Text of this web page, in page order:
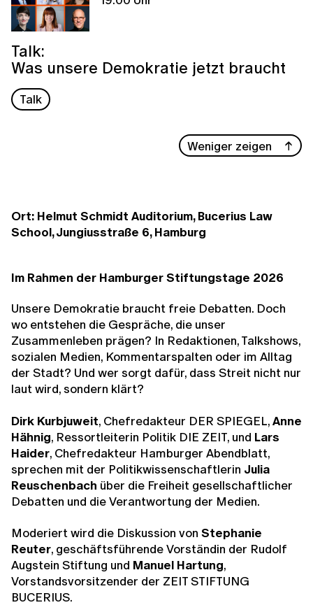
Talk:
Was unsere Demokratie jetzt braucht
Talk
Weniger zeigen
Ort: Helmut Schmidt Auditorium, Bucerius Law
School, Jungiusstraße 6, Hamburg
Im Rahmen der Hamburger Stiftungstage 2026
Unsere Demokratie braucht freie Debatten. Doch
wo entstehen die Gespräche, die unser
Zusammenleben prägen? In Redaktionen, Talkshows,
sozialen Medien, Kommentarspalten oder im Alltag
der Stadt? Und wer sorgt dafür, dass Streit nicht nur
laut wird, sondern klärt?
Dirk Kurbjuweit, Chefredakteur DER SPIEGEL,Anne
Hähnig, Ressortleiterin Politik DIE ZEIT, und Lars
Haider, Chefredakteur Hamburger Abendblatt,
sprechen mit der Politikwissenschaftlerin Julia
Reuschenbach über die Freiheit gesellschaftlicher
Debatten und die Verantwortung der Medien.
Moderiert wird die Diskussion von Stephanie
Reuter, geschäftsführende Vorständin der Rudolf
Augstein Stiftung und Manuel Hartung,
Vorstandsvorsitzender der ZEIT STIFTUNG
BUCERIUS.